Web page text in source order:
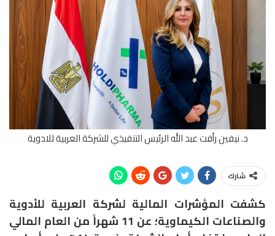
د. نيفين رأفت عبد الله الرئيس التنفيذي للشركة العربية للادوية
شارك
كشفت المؤشرات المالية لشركة العربية للأدوية
والصناعات الكيماوية؛ عن 11 شهراً من العام المالي